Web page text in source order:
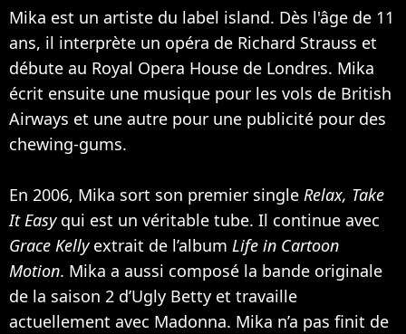
Mika est un artiste du label island. Dès l'âge de 11
ans, il interprète un opéra de Richard Strauss et
débute au Royal Opera House de Londres. Mika
écrit ensuite une musique pour les vols de British
Airways et une autre pour une publicité pour des
chewing-gums.
En 2006, Mika sort son premier single Relax, Take
It Easyqui est un véritable tube. Il continue avec
Grace Kellyextrait de l’album Life in Cartoon
Motion. Mika a aussi composé la bande originale
de la saison 2 d’Ugly Betty et travaille
actuellement avec Madonna. Mika n’a pas finit de